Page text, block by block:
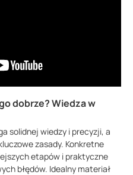
dobrze? Wiedza w
solidnej wiedzy i precyzji, a
zasady. Konkretne
etapów i praktyczne
błędów. Idealny materiał